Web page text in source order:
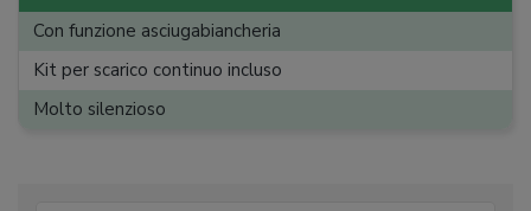
Dimensioni (L x A x P)
33,4 x 50,8 x 22 cm
Peso
10 kg
Con funzione asciugabiancheria
Kit per scarico continuo incluso
Molto silenzioso